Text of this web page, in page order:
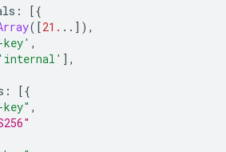
:
[{
([21. ..]),
,
'internal' ],
:
[{
,